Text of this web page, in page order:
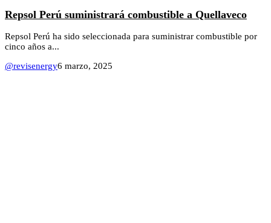
Repsol Perú suministrará combustible a Quellaveco
Repsol Perú ha sido seleccionada para suministrar combustible por
cinco años a...
@revisenergy6 marzo, 2025